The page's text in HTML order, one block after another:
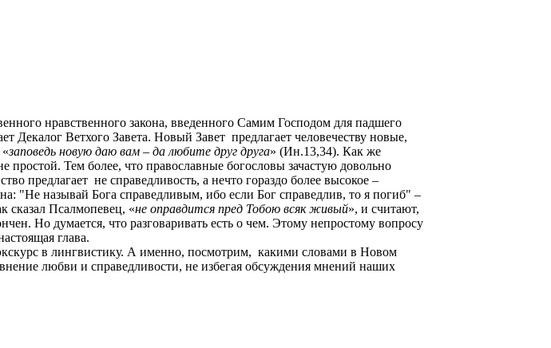
нравственного закона, введенного Самим Господом для падшего
Декалог Ветхого Завета. Новый Завет предлагает человечеству новые,
«заповедь новую даю вам – да любите друг друга» (Ин.13,34). Как же
простой. Тем более, что православные богословы зачастую довольно
предлагает не справедливость, а нечто гораздо более высокое –
"Не называй Бога справедливым, ибо если Бог справедлив, то я погиб" –
сказал Псалмопевец, «не оправдится пред Тобою всяк живый», и считают,
Но думается, что разговаривать есть о чем. Этому непростому вопросу
глава.
в лингвистику. А именно, посмотрим, какими словами в Новом
любви и справедливости, не избегая обсуждения мнений наших